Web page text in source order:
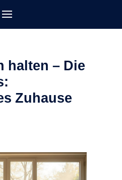
halten – Die
Zuhause